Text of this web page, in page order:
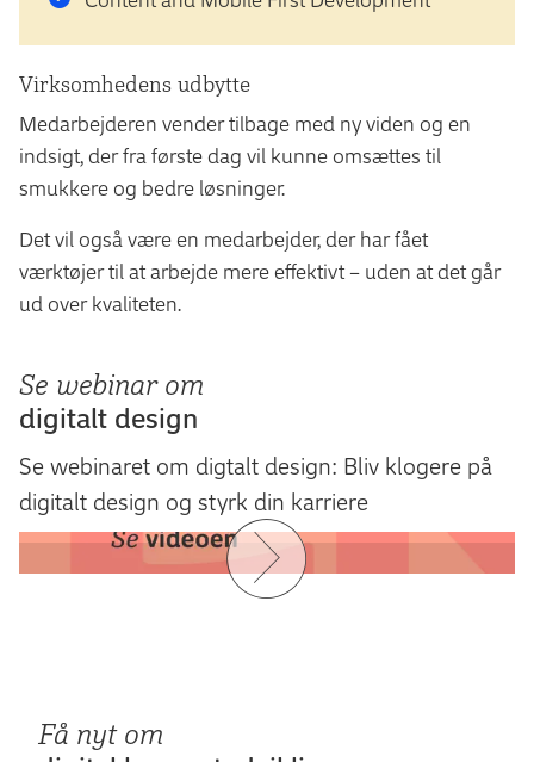
Virksomhedens udbytte
Medarbejderen vender tilbage med ny viden og en
indsigt, der fra første dag vil kunne omsættes til
smukkere og bedre løsninger.
Det vil også være en medarbejder, der har fået
værktøjer til at arbejde mere effektivt – uden at det går
ud over kvaliteten.
Se webinar om
digitalt design
Se webinaret om digtalt design: Bliv klogere på
digitalt design og styrk din karriere
Få nyt om